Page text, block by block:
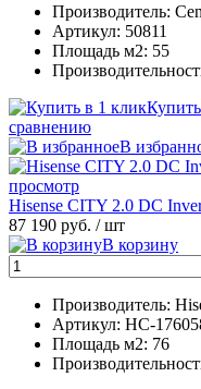
Производитель:
Артикул: 50811
Площадь м2: 55
сравнению
В
просмотр
Hisense CITY 2.0 DC
87 190 руб. / шт
В корзину
Производитель:
Артикул: НС-
Площадь м2: 76